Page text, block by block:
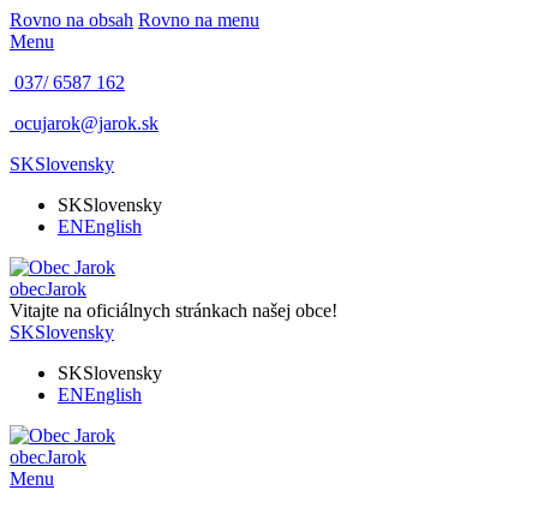
Rovno na obsah Rovno na menu
Menu
037/ 6587 162
ocujarok@jarok.sk
SKSlovensky
SKSlovensky
ENEnglish
obecJarok
Vitajte na oficiálnych stránkach našej obce!
SKSlovensky
SKSlovensky
ENEnglish
obecJarok
Menu